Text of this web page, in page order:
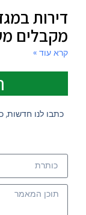
דירות
מקבלים
קרא עוד »
כתבו לנו